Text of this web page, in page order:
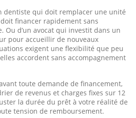
dentiste qui doit remplacer une unité
financer rapidement sans
Ou d’un avocat qui investit dans un
pour accueillir de nouveaux
exigent une flexibilité que peu
accordent sans accompagnement
toute demande de financement,
de revenus et charges fixes sur 12
la durée du prêt à votre réalité de
tension de remboursement.